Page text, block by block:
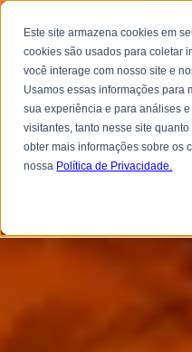
Este site armazena cookies em
cookies são usados para coletar
você interage com nosso site e
Usamos essas informações para
sua experiência e para análises
visitantes, tanto nesse site
obter mais informações sobre os
nossa Política de Privacidade.